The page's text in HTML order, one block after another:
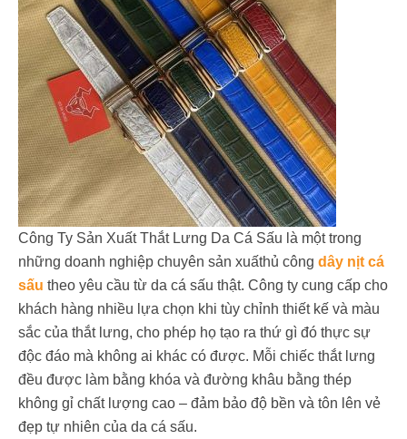
Công Ty Sản Xuất Thắt Lưng Da Cá Sấu là một trong
những doanh nghiệp chuyên sản xuấthủ công dây nịt cá
sấu theo yêu cầu từ da cá sấu thật. Công ty cung cấp cho
khách hàng nhiều lựa chọn khi tùy chỉnh thiết kế và màu
sắc của thắt lưng, cho phép họ tạo ra thứ gì đó thực sự
độc đáo mà không ai khác có được. Mỗi chiếc thắt lưng
đều được làm bằng khóa và đường khâu bằng thép
không gỉ chất lượng cao – đảm bảo độ bền và tôn lên vẻ
đẹp tự nhiên của da cá sấu.